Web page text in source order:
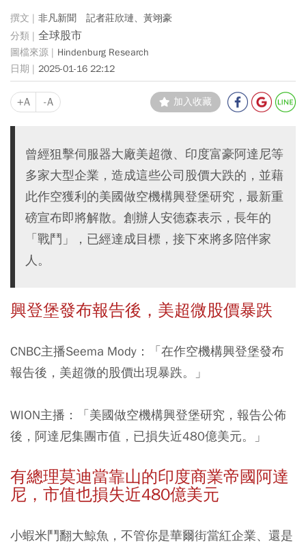
非凡新聞 記者莊欣璉、黃翊豪
全球股市
Hindenburg Research
2025-01-16 22:12
+A -A 加入收藏
曾經狙擊伺服器大廠美超微、印度富豪阿達尼等
多家大型企業，造成這些公司股價大跌的，並藉
此作空獲利的美國做空機構興登堡研究，最新重
磅宣布即將解散。創辦人安德森表示，長年的
「戰鬥」，已經達成目標，接下來將多陪伴家
人。
興登堡發布報告後，美超微股價暴跌
CNBC主播Seema Mody：「在作空機構興登堡發布
報告後，美超微的股價出現暴跌。」
WION主播：「美國做空機構興登堡研究，報告公佈
後，阿達尼集團市值，已損失近480億美元。」
有總理莫迪當靠山的印度商業帝國阿達
尼，市值也損失近480億美元
小蝦米鬥翻大鯨魚，不管你是華爾街當紅企業、還是